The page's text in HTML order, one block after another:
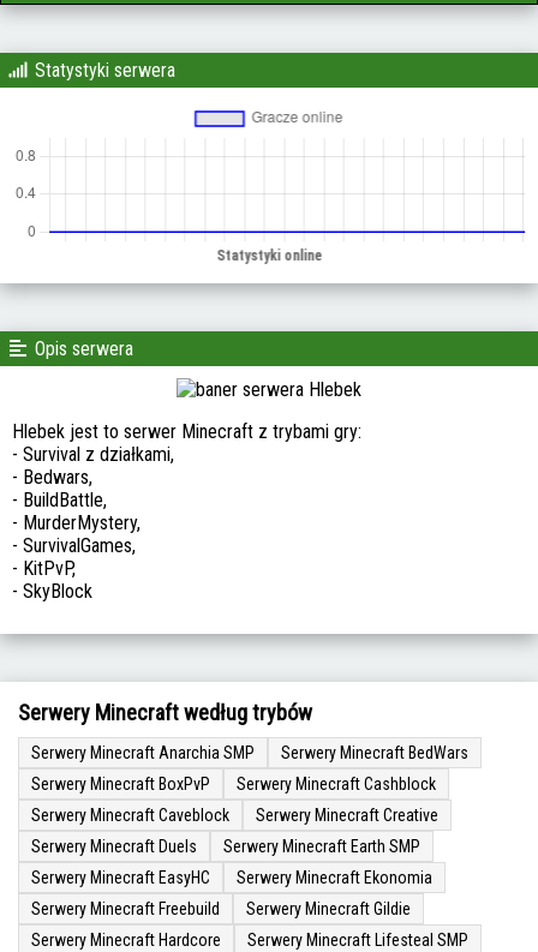
Statystyki serwera
Opis serwera
Hlebek jest to serwer Minecraft z trybami gry:
- Survival z działkami,
- Bedwars,
- BuildBattle,
- MurderMystery,
- SurvivalGames,
- KitPvP,
- SkyBlock
Serwery Minecraft według trybów
Serwery Minecraft Anarchia SMP
Serwery Minecraft BedWars
Serwery Minecraft BoxPvP
Serwery Minecraft Cashblock
Serwery Minecraft Caveblock
Serwery Minecraft Creative
Serwery Minecraft Duels
Serwery Minecraft Earth SMP
Serwery Minecraft EasyHC
Serwery Minecraft Ekonomia
Serwery Minecraft Freebuild
Serwery Minecraft Gildie
Serwery Minecraft Hardcore
Serwery Minecraft Lifesteal SMP